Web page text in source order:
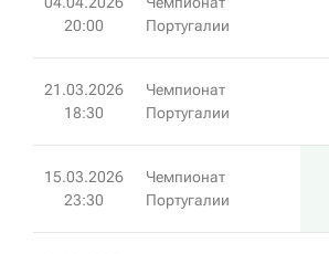
20:00
Португалии
21.03.2026
18:30
Чемпионат
Португалии
15.03.2026
23:30
Чемпионат
Португалии